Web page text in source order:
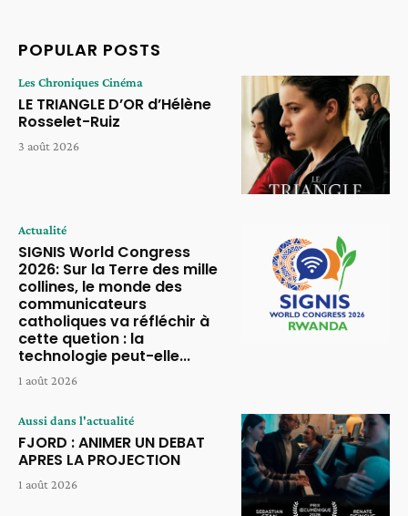
POPULAR POSTS
Les Chroniques Cinéma
LE TRIANGLE D’OR d’Hélène
Rosselet-Ruiz
3 août 2026
Actualité
SIGNIS World Congress
2026: Sur la Terre des mille
collines, le monde des
communicateurs
catholiques va réfléchir à
cette quetion : la
technologie peut-elle...
1 août 2026
Aussi dans l'actualité
FJORD : ANIMER UN DEBAT
APRES LA PROJECTION
1 août 2026